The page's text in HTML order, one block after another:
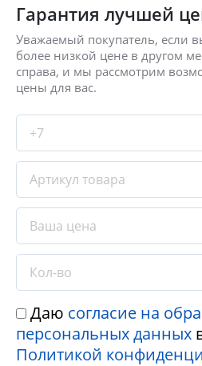
Гарантия лучшей
Уважаемый покупатель, если
более низкой цене в другом
справа, и мы рассмотрим
цены для вас.
Даю согласие на
персональных данных
Политикой